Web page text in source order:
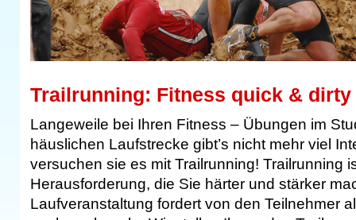
Trailrunning: Fitness quick & dirty
Langeweile bei Ihren Fitness – Übungen im
häuslichen Laufstrecke gibt’s nicht mehr viel
versuchen sie es mit Trailrunning! Trailrunning
Herausforderung, die Sie härter und stärker
Laufveranstaltung fordert von den Teilnehmer